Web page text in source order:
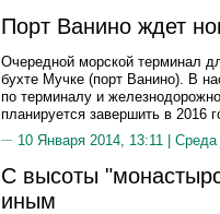
Порт Ванино ждет
Очередной морской терминал
бухте Мучке (порт Ванино). В
по терминалу и
планируется завершить в 2016
10 Января 2014, 13:11 | Среда
C высоты
иным